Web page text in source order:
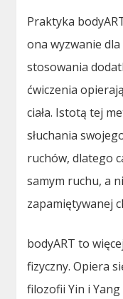
Praktyka
ona wyzwanie
stosowania
ćwiczenia
ciała. Istotą tej
słuchania
ruchów, dlatego
samym ruchu, a
zapamiętywanej
bodyART to
fizyczny. Opiera
filozofii Yin i